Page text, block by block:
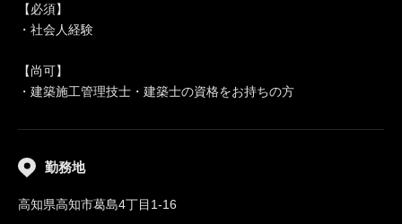
【必須】
・社会人経験
【尚可】
・建築施工管理技士・建築士の資格をお持ちの方
勤務地
高知県高知市葛島4丁目1-16